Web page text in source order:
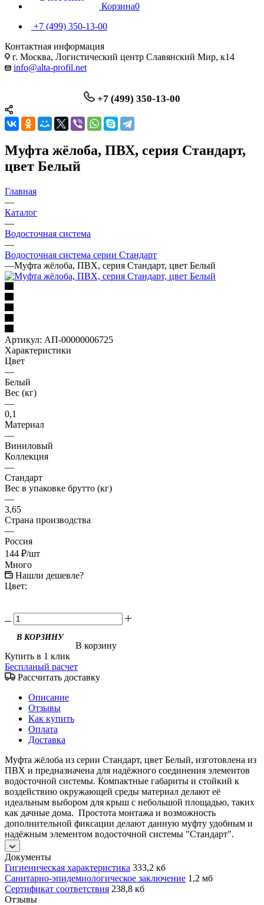
Корзина0
+7 (499) 350-13-00
Контактная информация
г. Москва, Логистический центр Славянский Мир, к14
info@alta-profil.net
+7 (499) 350-13-00
Муфта жёлоба, ПВХ, серия Стандарт,
цвет Белый
Главная
—
Каталог
—
Водосточная система
—
Водосточная система серии Стандарт
—Муфта жёлоба, ПВХ, серия Стандарт, цвет Белый
Артикул: АП-00000006725
Характеристики
Цвет
—
Белый
Вес (кг)
—
0,1
Материал
—
Виниловый
Коллекция
—
Стандарт
Вес в упаковке брутто (кг)
—
3,65
Страна производства
—
Россия
144 ₽/шт
Много
Нашли дешевле?
Цвет:
В корзину
Купить в 1 клик
Беспланый расчет
Рассчитать доставку
Описание
Отзывы
Как купить
Оплата
Доставка
Муфта жёлоба из серии Стандарт, цвет Белый, изготовлена из
ПВХ и предназначена для надёжного соединения элементов
водосточной системы. Компактные габариты и стойкий к
воздействию окружающей среды материал делают её
идеальным выбором для крыш с небольшой площадью, таких
как дачные дома. Простота монтажа и возможность
дополнительной фиксации делают данную муфту удобным и
надёжным элементом водосточной системы "Стандарт".
Документы
Гигиеническая характеристика 333,2 кб
Санитарно-эпидемиологическое заключение 1,2 мб
Сертификат соответствия 238,8 кб
Отзывы